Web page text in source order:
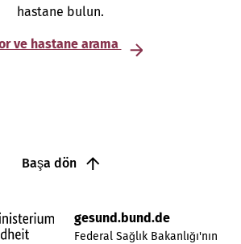
hastane bulun.
ve hastane arama
Başa dön
gesund.bund.de
Federal Sağlık Bakanlığı'nın